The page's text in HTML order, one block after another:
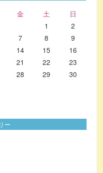
金 土
日
1
2
7 8
9
14 15
16
21 22
23
28 29
30
ー